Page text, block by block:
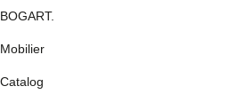
BOGART.
Mobilier
Catalog